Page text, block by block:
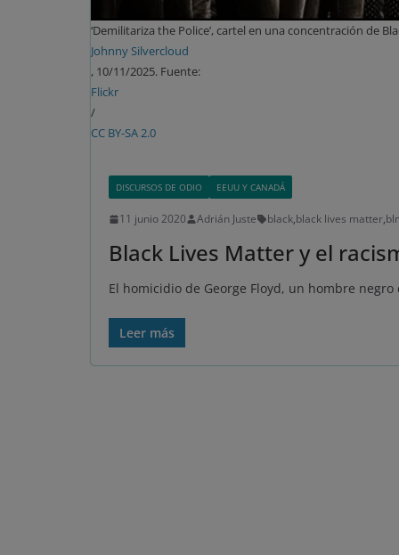
‘Demilitariza the Police’, cartel en una concentración de
Johnny Silvercloud
, 10/11/2025. Fuente:
Flickr
/
CC BY-SA 2.0
DISCURSOS DE ODIO EEUU Y CANADÁ
11 junio 2020 Adrián Juste black,black lives matter,
Black Lives Matter y el
El homicidio de George Floyd, un hombre
Leer más